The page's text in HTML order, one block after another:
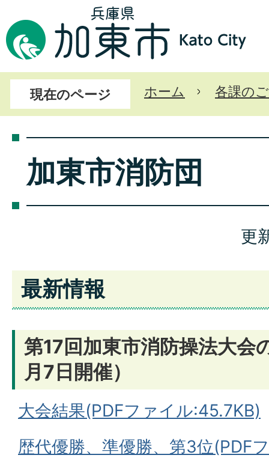
現在のページ ホーム 各課の
加東市消防団
更
最新情報
第17回加東市消防操法大会
月7日開催）
大会結果(PDFファイル:45.7KB)
歴代優勝、準優勝、第3位(PDF